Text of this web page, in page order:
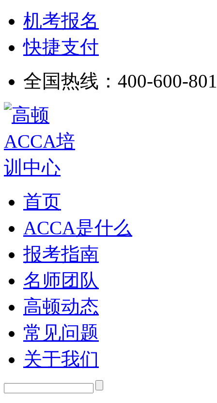
机考报名
快捷支付
全国热线： 400-600-
首页
ACCA是什么
报考指南
名师团队
高顿动态
常见问题
关于我们